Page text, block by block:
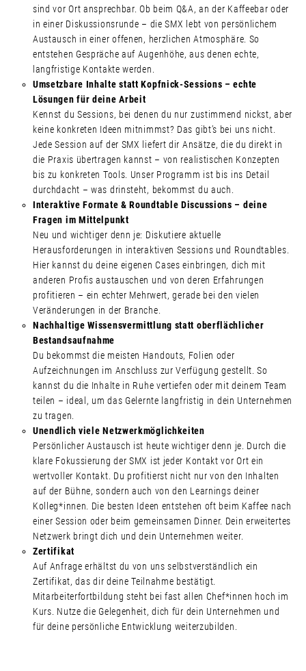
sind vor Ort ansprechbar. Ob beim Q&A, an der Kaffeebar oder
in einer Diskussionsrunde – die SMX lebt von persönlichem
Austausch in einer offenen, herzlichen Atmosphäre. So
entstehen Gespräche auf Augenhöhe, aus denen echte,
langfristige Kontakte werden.
Umsetzbare Inhalte statt Kopfnick-Sessions – echte
Lösungen für deine Arbeit
Kennst du Sessions, bei denen du nur zustimmend nickst, aber
keine konkreten Ideen mitnimmst? Das gibt’s bei uns nicht.
Jede Session auf der SMX liefert dir Ansätze, die du direkt in
die Praxis übertragen kannst – von realistischen Konzepten
bis zu konkreten Tools. Unser Programm ist bis ins Detail
durchdacht – was drinsteht, bekommst du auch.
Interaktive Formate & Roundtable Discussions – deine
Fragen im Mittelpunkt
Neu und wichtiger denn je: Diskutiere aktuelle
Herausforderungen in interaktiven Sessions und Roundtables.
Hier kannst du deine eigenen Cases einbringen, dich mit
anderen Profis austauschen und von deren Erfahrungen
profitieren – ein echter Mehrwert, gerade bei den vielen
Veränderungen in der Branche.
Nachhaltige Wissensvermittlung statt oberflächlicher
Bestandsaufnahme
Du bekommst die meisten Handouts, Folien oder
Aufzeichnungen im Anschluss zur Verfügung gestellt. So
kannst du die Inhalte in Ruhe vertiefen oder mit deinem Team
teilen – ideal, um das Gelernte langfristig in dein Unternehmen
zu tragen.
Unendlich viele Netzwerkmöglichkeiten
Persönlicher Austausch ist heute wichtiger denn je. Durch die
klare Fokussierung der SMX ist jeder Kontakt vor Ort ein
wertvoller Kontakt. Du profitierst nicht nur von den Inhalten
auf der Bühne, sondern auch von den Learnings deiner
Kolleg*innen. Die besten Ideen entstehen oft beim Kaffee nach
einer Session oder beim gemeinsamen Dinner. Dein erweitertes
Netzwerk bringt dich und dein Unternehmen weiter.
Zertifikat
Auf Anfrage erhältst du von uns selbstverständlich ein
Zertifikat, das dir deine Teilnahme bestätigt.
Mitarbeiterfortbildung steht bei fast allen Chef*innen hoch im
Kurs. Nutze die Gelegenheit, dich für dein Unternehmen und
für deine persönliche Entwicklung weiterzubilden.